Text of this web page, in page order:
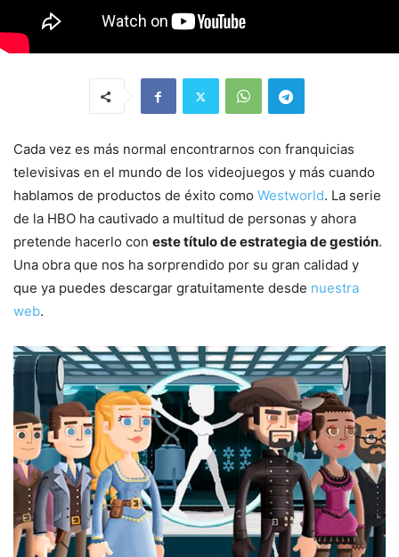
Cada vez es más normal encontrarnos con franquicias
televisivas en el mundo de los videojuegos y más cuando
hablamos de productos de éxito como Westworld. La serie
de la HBO ha cautivado a multitud de personas y ahora
pretende hacerlo con este título de estrategia de gestión.
Una obra que nos ha sorprendido por su gran calidad y
que ya puedes descargar gratuitamente desde nuestra
web.